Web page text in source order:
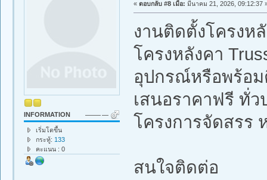
INFORMATION
เริ่มโตขึ้น
กระทู้: 133
คะแนน : 0
« ตอบกลับ #8 เมื่อ: มีนาคม 21, 2026, 09:12:37
งานติดตั้งโครงห
โครงหลังคา
อุปกรณ์หรือพร้อม
เสนอราคาฟรี ทั่
โครงการจัดสรร
สนใจติดต่อ